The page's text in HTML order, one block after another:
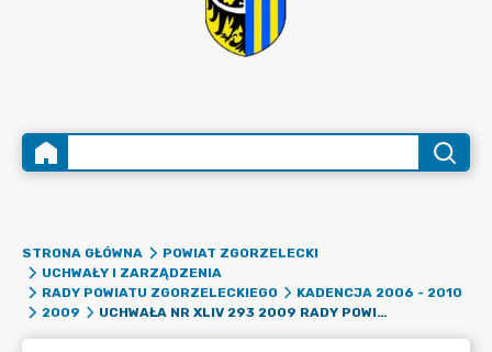
STRONA GŁÓWNA
POWIAT ZGORZELECKI
UCHWAŁY I ZARZĄDZENIA
RADY POWIATU ZGORZELECKIEGO
KADENCJA 2006 - 2010
2009
UCHWAŁA NR XLIV 293 2009 RADY POWIATU ZGORZELECKIEGO Z DNIA 26 LISTOPADA 2009 R. W SPRAWIE ZABEZPIECZENIA KREDYTU DŁUGOTERMINOWEGO ZACIĄGNIĘTEGO W 2009 R. W FORMIE WEKSLA IN BLANCO I DEKLARACJI WEKSLOWEJ